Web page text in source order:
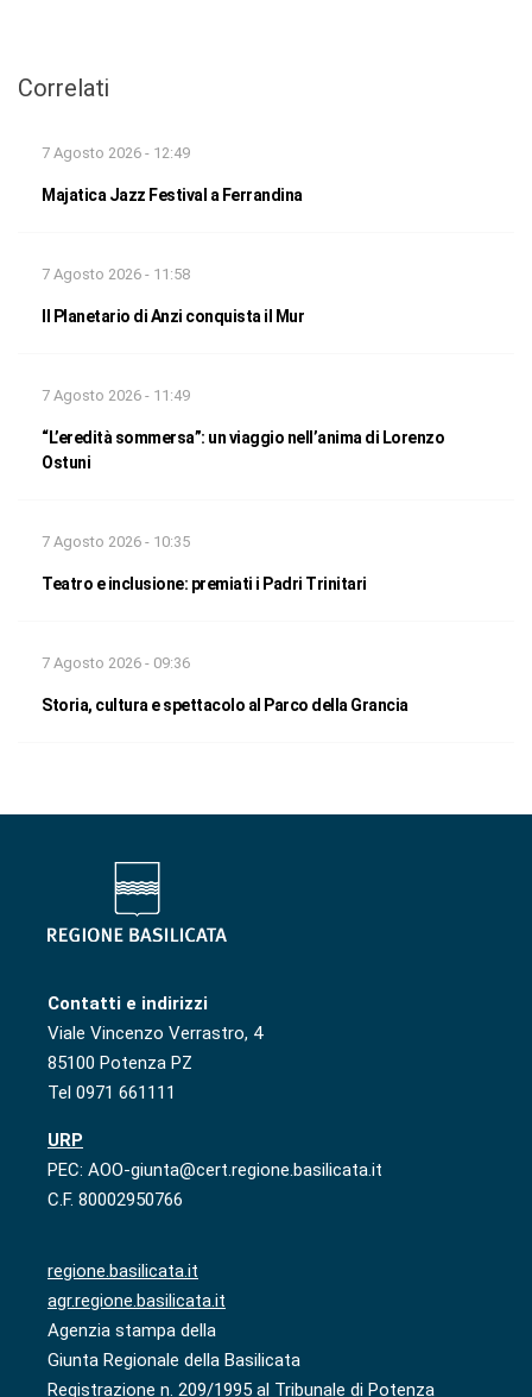
Correlati
7 Agosto 2026 - 12:49
Majatica Jazz Festival a Ferrandina
7 Agosto 2026 - 11:58
Il Planetario di Anzi conquista il Mur
7 Agosto 2026 - 11:49
“L’eredità sommersa”: un viaggio nell’anima di Lorenzo
Ostuni
7 Agosto 2026 - 10:35
Teatro e inclusione: premiati i Padri Trinitari
7 Agosto 2026 - 09:36
Storia, cultura e spettacolo al Parco della Grancia
Contatti e indirizzi
Viale Vincenzo Verrastro, 4
85100 Potenza PZ
Tel 0971 661111
URP
PEC: AOO-giunta@cert.regione.basilicata.it
C.F. 80002950766
regione.basilicata.it
agr.regione.basilicata.it
Agenzia stampa della
Giunta Regionale della Basilicata
Registrazione n. 209/1995 al Tribunale di Potenza